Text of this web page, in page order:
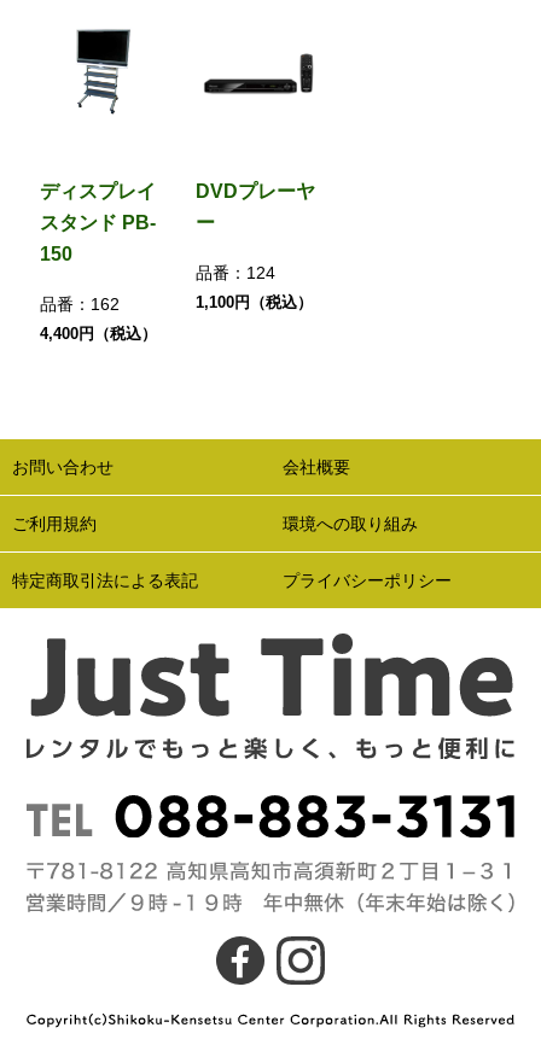
ディスプレイ
スタンド PB-
150
品番： 162
4,400円（税込）
DVDプレーヤ
ー
品番： 124
1,100円（税込）
お問い合わせ 会社概要
ご利用規約 環境への取り組み
特定商取引法による表記 プライバシーポリシー